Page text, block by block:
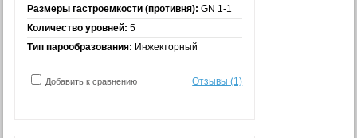
Размеры гастроемкости (противня): GN 1-1
Количество уровней: 5
Тип парообразования: Инжекторный
Добавить к сравнению Отзывы (1)